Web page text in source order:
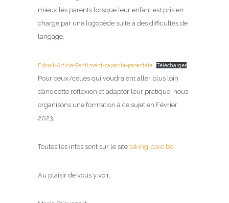
mieux les parents lorsque leur enfant est pris en
charge par une logopède suite à des difficultés de
langage.
Extrait-Article-Sentiment-capacite-parentale Télécharger
Pour ceux/celles qui voudraient aller plus loin
dans cette réflexion et adapter leur pratique, nous
organisons une formation à ce sujet en Février
2023.
Toutes les infos sont sur le site taking-care.be.
Au plaisir de vous y voir,